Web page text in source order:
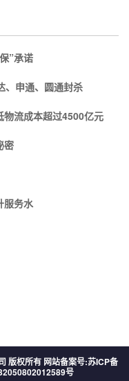
”承诺
、申通、圆通封杀
物流成本超过4500亿元
密
服务水
版权所有 网站备案号:苏ICP备
号